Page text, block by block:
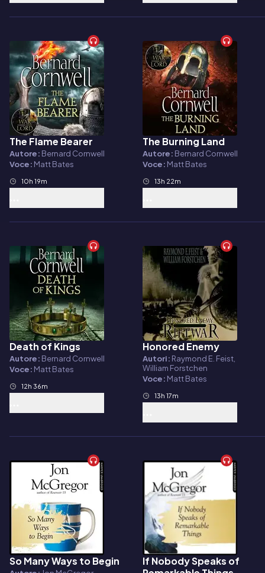
Audiolibro
The Flame Bearer
Autore: Bernard Cornwell
Voce: Matt Bates
10h 19m
Audiolibro
The Burning Land
Autore: Bernard Cornwell
Voce: Matt Bates
13h 22m
Audiolibro
Death of Kings
Autore: Bernard Cornwell
Voce: Matt Bates
12h 36m
Audiolibro
Honored Enemy
Autori: Raymond E. Feist,
William Forstchen
Voce: Matt Bates
13h 17m
Audiolibro
So Many Ways to Begin Audiolibro
If Nobody Speaks of